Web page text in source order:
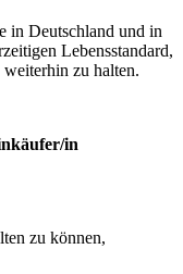
in Deutschland und in
Lebensstandard,
zu halten.
in
zu können,